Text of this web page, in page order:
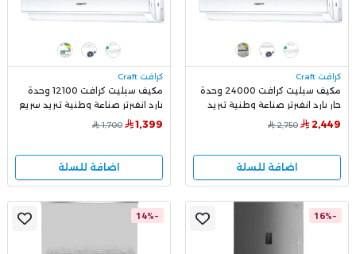
كرافت Craft
مكيف سبليت كرافت 24000 وحدة
حار بارد انفيرتر صناعة وطنية تبريد
سريع وهادئ DW24E7AA3IXS00
2,449
2,750
اضافة للسلة
كرافت Craft
مكيف سبليت كرافت 12100 وحدة
بارد انفيرتر صناعة وطنية تبريد سريع
وهادئ DW12E6AA31X500
1,399
1,700
اضافة للسلة
-16%
-14%